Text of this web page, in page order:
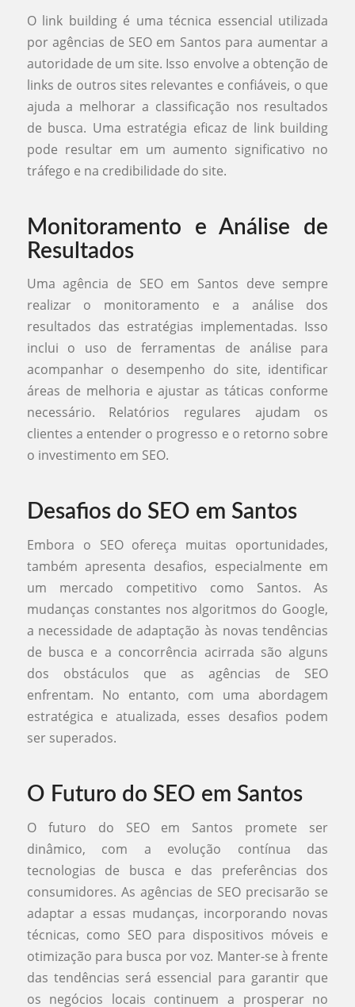
O link building é uma técnica essencial utilizada
por agências de SEO em Santos para aumentar a
autoridade de um site. Isso envolve a obtenção de
links de outros sites relevantes e confiáveis, o que
ajuda a melhorar a classificação nos resultados
de busca. Uma estratégia eficaz de link building
pode resultar em um aumento significativo no
tráfego e na credibilidade do site.
Monitoramento e Análise de
Resultados
Uma agência de SEO em Santos deve sempre
realizar o monitoramento e a análise dos
resultados das estratégias implementadas. Isso
inclui o uso de ferramentas de análise para
acompanhar o desempenho do site, identificar
áreas de melhoria e ajustar as táticas conforme
necessário. Relatórios regulares ajudam os
clientes a entender o progresso e o retorno sobre
o investimento em SEO.
Desafios do SEO em Santos
Embora o SEO ofereça muitas oportunidades,
também apresenta desafios, especialmente em
um mercado competitivo como Santos. As
mudanças constantes nos algoritmos do Google,
a necessidade de adaptação às novas tendências
de busca e a concorrência acirrada são alguns
dos obstáculos que as agências de SEO
enfrentam. No entanto, com uma abordagem
estratégica e atualizada, esses desafios podem
ser superados.
O Futuro do SEO em Santos
O futuro do SEO em Santos promete ser
dinâmico, com a evolução contínua das
tecnologias de busca e das preferências dos
consumidores. As agências de SEO precisarão se
adaptar a essas mudanças, incorporando novas
técnicas, como SEO para dispositivos móveis e
otimização para busca por voz. Manter-se à frente
das tendências será essencial para garantir que
os negócios locais continuem a prosperar no